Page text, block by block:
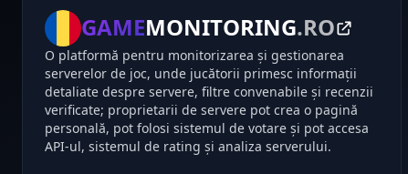
GAMEMONITORING.RO
O platformă pentru monitorizarea și gestionarea
serverelor de joc, unde jucătorii primesc informații
detaliate despre servere, filtre convenabile și recenzii
verificate; proprietarii de servere pot crea o pagină
personală, pot folosi sistemul de votare și pot accesa
API-ul, sistemul de rating și analiza serverului.